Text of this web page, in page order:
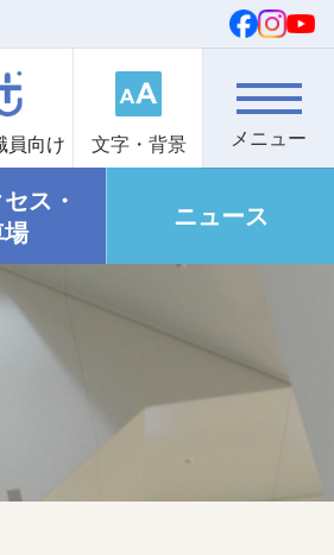
員向け 文字・背景
ス・
ニュース